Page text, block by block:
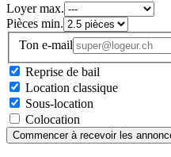
Loyer max.
Pièces min.
Ton e-mail
Reprise de bail
Location classique
Sous-location
Colocation
Commencer à recevoir les